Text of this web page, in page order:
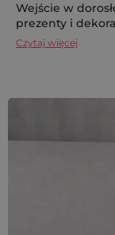
Wejście w
prezenty i
Czytaj więcej